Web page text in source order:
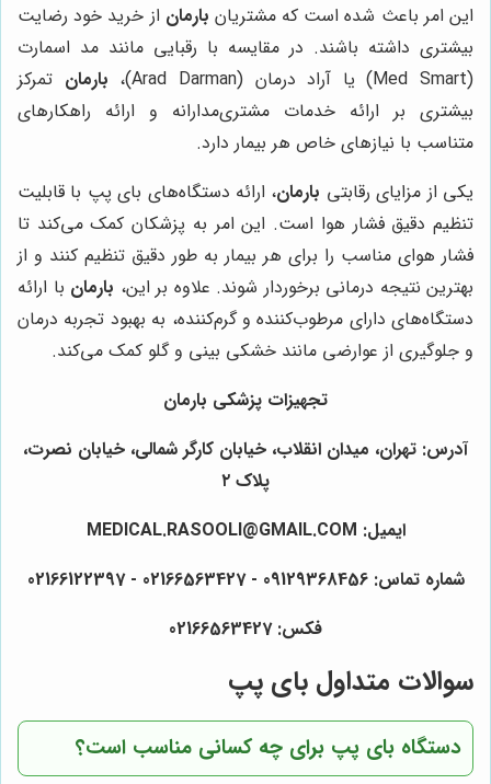
این امر باعث شده است که مشتریان بارمان از خرید خود رضایت
بیشتری داشته باشند. در مقایسه با رقبایی مانند مد اسمارت
(Med Smart) یا آراد درمان (Arad Darman)،
بارمان تمرکز
بیشتری بر ارائه خدمات مشتری‌مدارانه و ارائه راهکارهای
متناسب با نیازهای خاص هر بیمار دارد.
یکی از مزایای رقابتی بارمان، ارائه دستگاه‌های بای پپ با قابلیت
تنظیم دقیق فشار هوا است. این امر به پزشکان کمک می‌کند تا
فشار هوای مناسب را برای هر بیمار به طور دقیق تنظیم کنند و از
بهترین نتیجه درمانی برخوردار شوند. علاوه بر این، بارمان با ارائه
دستگاه‌های دارای مرطوب‌کننده و گرم‌کننده، به بهبود تجربه درمان
و جلوگیری از عوارضی مانند خشکی بینی و گلو کمک می‌کند.
تجهیزات پزشکی بارمان
آدرس: تهران، میدان انقلاب، خیابان کارگر شمالی، خیابان نصرت،
پلاک ۲
ایمیل: MEDICAL.RASOOLI@GMAIL.COM
شماره تماس: 09129368456 - 02166563427 - 02166122397
فکس: 02166563427
سوالات متداول بای پپ
دستگاه بای پپ برای چه کسانی مناسب است؟